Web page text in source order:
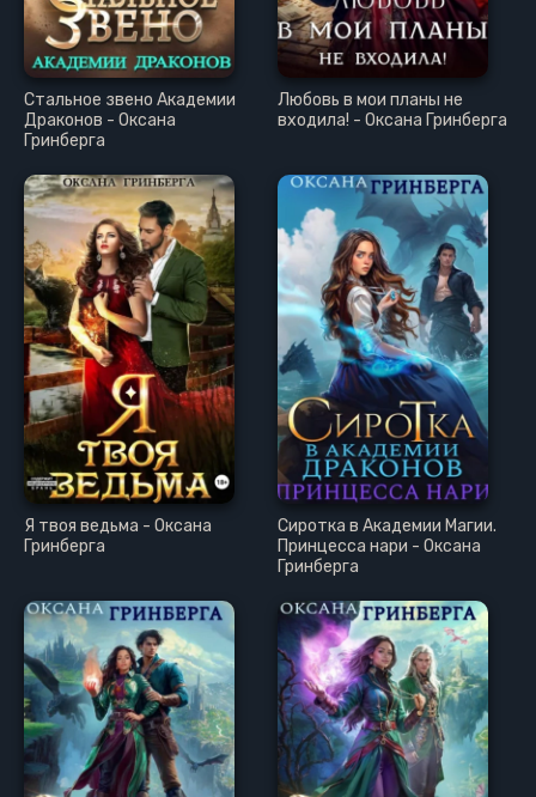
Стальное звено Академии
Драконов - Оксана
Гринберга
Любовь в мои планы не
входила! - Оксана Гринберга
Я твоя ведьма - Оксана
Гринберга
Сиротка в Академии Магии.
Принцесса нари - Оксана
Гринберга